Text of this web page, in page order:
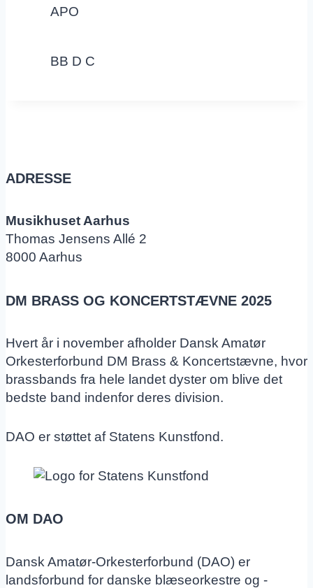
APO
BB D C
ADRESSE
Musikhuset Aarhus
Thomas Jensens Allé 2
8000 Aarhus
DM BRASS OG KONCERTSTÆVNE 2025
Hvert år i november afholder Dansk Amatør
Orkesterforbund DM Brass & Koncertstævne, hvor
brassbands fra hele landet dyster om blive det
bedste band indenfor deres division.
DAO er støttet af Statens Kunstfond.
OM DAO
Dansk Amatør-Orkesterforbund (DAO) er
landsforbund for danske blæseorkestre og -